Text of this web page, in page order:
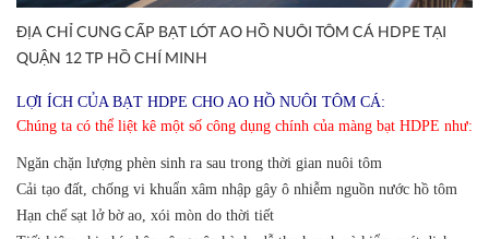
ĐỊA CHỈ CUNG CẤP BẠT LÓT AO HỒ NUÔI TÔM CÁ HDPE TẠI
QUẬN 12 TP HỒ CHÍ MINH
LỢI ÍCH CỦA BẠT HDPE CHO AO HỒ NUÔI TÔM CÁ:
Chúng ta có thể liệt kê một số công dụng chính của màng bạt HDPE như:
Ngăn chặn lượng phèn sinh ra sau trong thời gian nuôi tôm
Cải tạo đất, chống vi khuẩn xâm nhập gây ô nhiễm nguồn nước hồ tôm
Hạn chế sạt lở bờ ao, xói mòn do thời tiết